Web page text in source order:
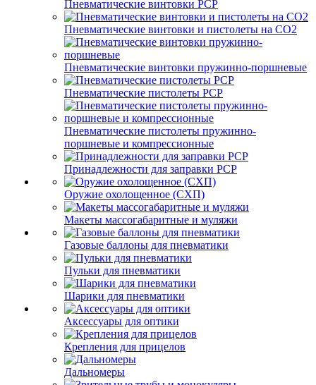
Пневматические винтовки PCP
Пневматические винтовки и пистолеты на CO2
Пневматические винтовки пружинно-поршневые
Пневматические пистолеты PCP
Пневматические пистолеты пружинно-
поршневые и компрессионные
Принадлежности для заправки PCP
Оружие охолощенное (СХП)
Макеты массогабаритные и муляжи
Газовые баллоны для пневматики
Пульки для пневматики
Шарики для пневматики
Аксессуары для оптики
Крепления для прицелов
Дальномеры